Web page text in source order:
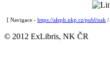
[ Navigace - https://aleph.nkp.cz/publ/nak /
© 2012 ExLibris, NK ČR